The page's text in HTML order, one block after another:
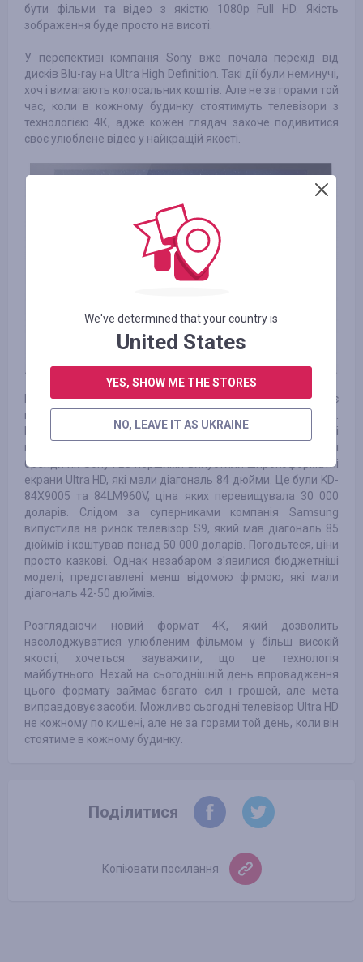
бути фільми та відео з якістю 1080р Full HD. Якість
зображення буде просто на висоті.
У перспективі компанія Sony вже почала перехід від
дисків Blu-ray на Ultra High Definition. Такі дії були неминучі,
хоч і вимагають колосальних коштів. Але не за горами той
час, коли в кожному будинку стоятимуть телевізори з
технологією 4К, адже кожен глядач захоче подивитися
своє улюблене відео у найкращій якості.
На завершення хотілося б підняти питання, яке хвилює
покупця не менше, ніж якість зображення – питання ціни.
Перші телевізори з технологією 4К коштували шалені
гроші, які не міг дозволити собі пересічний покупець. Такі
бренди як Sony і LG першими випустили широкоформатні
екрани Ultra HD, які мали діагональ 84 дюйми. Це були KD-
84X9005 та 84LM960V, ціна яких перевищувала 30 000
доларів. Слідом за суперниками компанія Samsung
випустила на ринок телевізор S9, який мав діагональ 85
дюймів і коштував понад 50 000 доларів. Погодьтеся, ціни
просто казкові. Однак незабаром з'явилися бюджетніші
моделі, представлені менш відомою фірмою, які мали
діагональ 42-50 дюймів.
Розглядаючи новий формат 4К, який дозволить
насолоджуватися улюбленим фільмом у більш високій
якості, хочеться зауважити, що це технологія
майбутнього. Нехай на сьогоднішній день впровадження
цього формату займає багато сил і грошей, але мета
виправдовує засоби. Можливо сьогодні телевізор Ultra HD
не кожному по кишені, але не за горами той день, коли він
стоятиме в кожному будинку.
Поділитися
Копіювати посилання
We've determined that your country is
United States
YES, SHOW ME THE STORES
NO, LEAVE IT AS UKRAINE